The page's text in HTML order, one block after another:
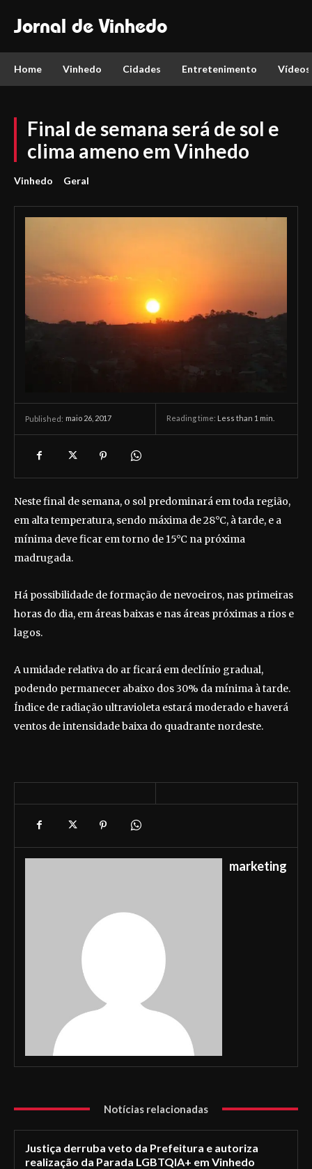
Jornal de Vinhedo
Home Vinhedo Cidades Entretenimento Vídeos
Final de semana será de sol e
clima ameno em Vinhedo
Vinhedo Geral
Published: maio 26, 2017 Reading time: Less than 1 min.
Neste final de semana, o sol predominará em toda região,
em alta temperatura, sendo máxima de 28°C, à tarde, e a
mínima deve ficar em torno de 15°C na próxima
madrugada.
Há possibilidade de formação de nevoeiros, nas primeiras
horas do dia, em áreas baixas e nas áreas próximas a rios e
lagos.
A umidade relativa do ar ficará em declínio gradual,
podendo permanecer abaixo dos 30% da mínima à tarde.
Índice de radiação ultravioleta estará moderado e haverá
ventos de intensidade baixa do quadrante nordeste.
marketing
Notícias relacionadas
Justiça derruba veto da Prefeitura e autoriza
realização da Parada LGBTQIA+ em Vinhedo